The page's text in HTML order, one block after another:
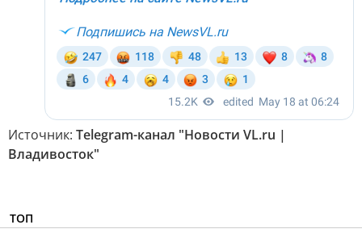
Источник: Telegram-канал "Новости VL.ru |
Владивосток"
ТОП